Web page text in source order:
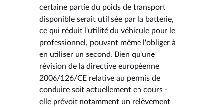
certaine partie du poids de transport
disponible serait utilisée par la batterie,
ce qui réduit l'utilité du véhicule pour le
professionnel, pouvant même l'obliger à
en utiliser un second. Bien qu'une
révision de la directive européenne
2006/126/CE relative au permis de
conduire soit actuellement en cours -
elle prévoit notamment un relèvement